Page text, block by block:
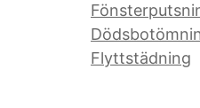
Flyttstädning